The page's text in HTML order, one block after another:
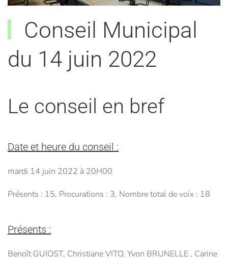
Conseil Municipal
du 14 juin 2022
Le conseil en bref
Date et heure du conseil :
mardi 14 juin 2022 à 20H00
Présents : 15, Procurations : 3, Nombre total de voix : 18
Présents :
Benoît GUIOST, Christiane VITO, Yvon BRUNELLE , Carine